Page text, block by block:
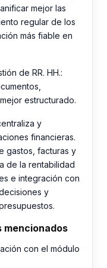
mejor las
regular de los
más fiable en
de RR. HH.:
estructurado.
y
financieras.
gastos, facturas y
de la rentabilidad
e integración con
y
mencionados
con el módulo